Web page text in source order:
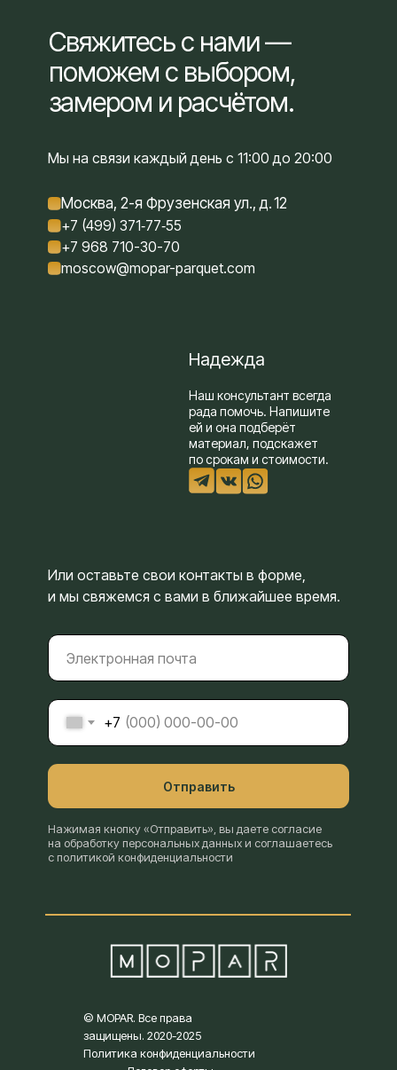
Совместима с материалами с
полиуретановой, эпоксидной и
силановой основой.
Свяжитесь с нами —
поможем с выбором,
замером и расчётом.
© MOPAR. Все права
защищены. 2020-2025
Политика конфиденциальности
Или оставьте свои контакты в форме,
и мы свяжемся с вами в ближайшее время.
Мы на связи каждый день с 11:00 до 20:00
Москва, 2-я Фрузенская ул., д. 12
+7 (499) 371‑77‑55
+7 968 710-30-70
moscow@mopar-parquet.com
Наш консультант всегда
рада помочь. Напишите
ей и она подберёт
материал, подскажет
по срокам и стоимости.
Надежда
+7
Отправить
Нажимая кнопку «Отправить», вы даете согласие
на обработку персональных данных и соглашаетесь
с политикой конфиденциальности